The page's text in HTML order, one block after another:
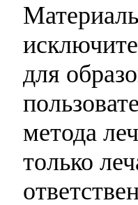
для
метода
только